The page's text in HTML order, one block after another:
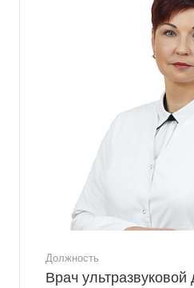
Должность
Врач ультразвуковой